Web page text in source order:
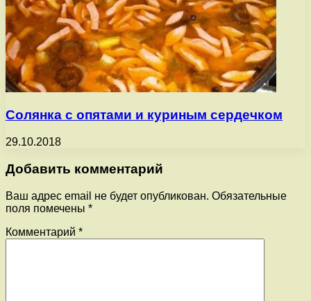
Солянка с опятами и куриным сердечком
29.10.2018
Добавить комментарий
Ваш адрес email не будет опубликован. Обязательные
поля помечены *
Комментарий *